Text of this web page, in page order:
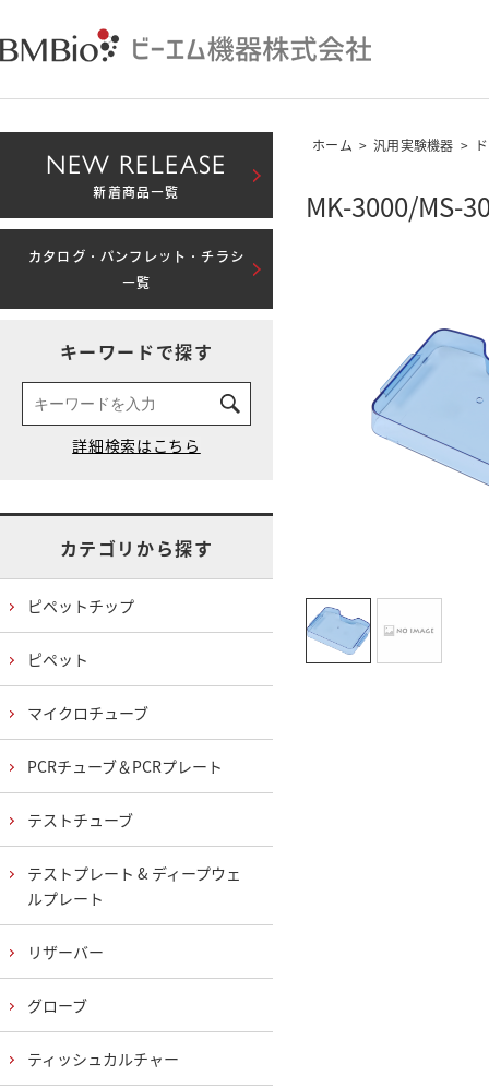
ホーム > 汎用実験機器 >
MK-3000/MS-
NEW RELEASE
新着商品一覧
カタログ・パンフレット・チラシ
一覧
キーワードで探す
カテゴリから探す
ピペットチップ
ピペット
マイクロチューブ
PCRチューブ＆PCRプレート
テストチューブ
テストプレート & ディープウェ
ルプレート
リザーバー
グローブ
ティッシュカルチャー